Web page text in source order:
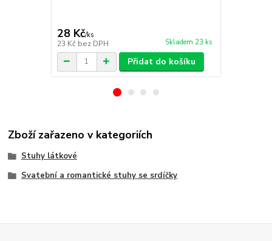
28 Kč/ks
23 Kč bez DPH Skladem 23 ks
Přidat do košíku
Zboží zařazeno v kategoriích
Stuhy látkové
Svatební a romantické stuhy se srdíčky